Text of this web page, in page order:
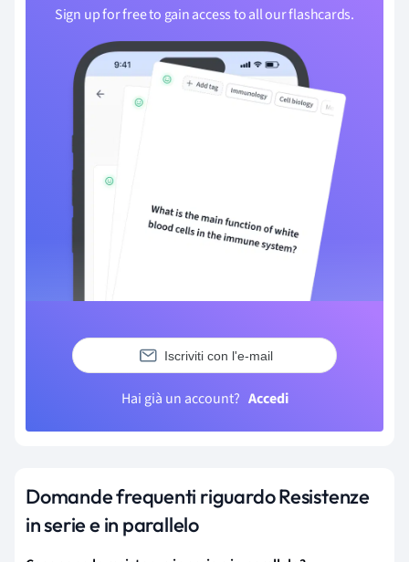
Sign up for free to gain access to all our flashcards.
Iscriviti con l'e-mail
Hai già un account? Accedi
Domande frequenti riguardo Resistenze
in serie e in parallelo